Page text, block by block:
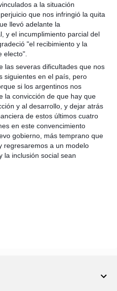
a la situación
que nos infringió la quita
llevó adelante la
y el incumplimiento parcial del
"el recibimiento y la
electo".
las severas dificultades que nos
siguientes en el país, pero
si los argentinos nos
la convicción de que hay que
y al desarrollo, y dejar atrás
de estos últimos cuatro
en este convencimiento
gobierno, más temprano que
regresaremos a un modelo
la inclusión social sean